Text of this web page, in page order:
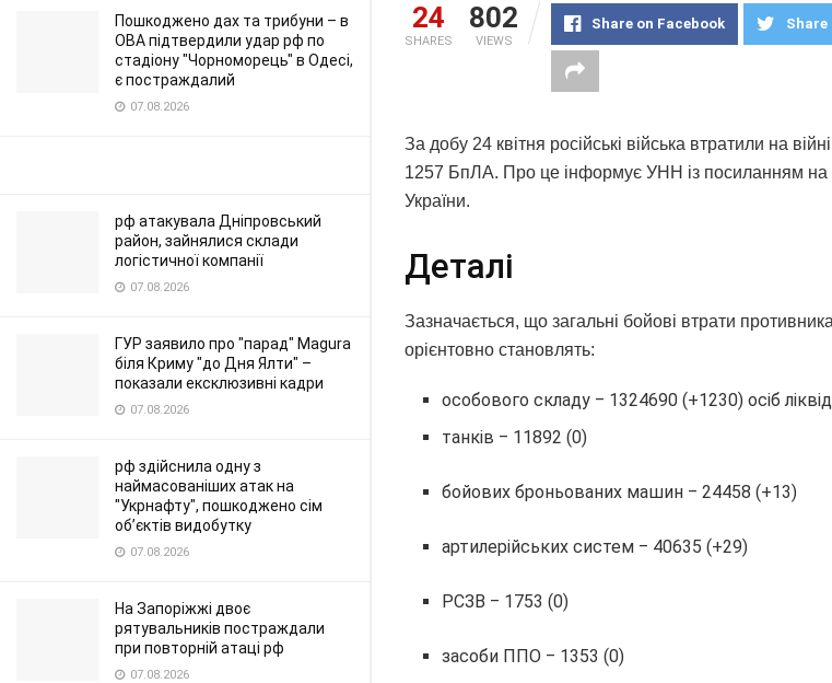
Пошкоджено дах та трибуни – в
ОВА підтвердили удар рф по
стадіону "Чорноморець" в Одесі,
є постраждалий
07.08.2026
рф атакувала Дніпровський
район, зайнялися склади
логістичної компанії
07.08.2026
ГУР заявило про "парад" Magura
біля Криму "до Дня Ялти" –
показали ексклюзивні кадри
07.08.2026
рф здійснила одну з
наймасованіших атак на
"Укрнафту", пошкоджено сім
об’єктів видобутку
07.08.2026
На Запоріжжі двоє
рятувальників постраждали
при повторній атаці рф
07.08.2026
24
SHARES
802
VIEWS
Share on Facebook
За добу 24 квітня російські війська втратили на
1257 БпЛА. Про це інформує УНН із посиланням на
України.
Деталі
Зазначається, що загальні бойові втрати
орієнтовно становлять:
особового складу ‒ 1324690 (+1230) осіб
танків ‒ 11892 (0)
бойових броньованих машин ‒ 24458 (+13)
артилерійських систем ‒ 40635 (+29)
РСЗВ ‒ 1753 (0)
засоби ППО ‒ 1353 (0)